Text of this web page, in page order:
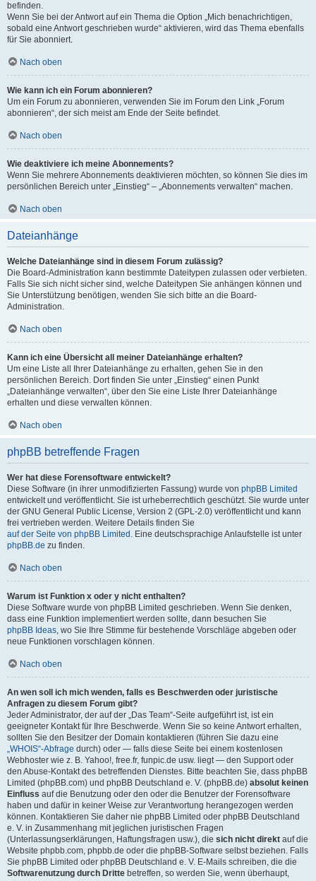
befinden.
Wenn Sie bei der Antwort auf ein Thema die Option „Mich benachrichtigen,
sobald eine Antwort geschrieben wurde“ aktivieren, wird das Thema ebenfalls
für Sie abonniert.
Nach oben
Wie kann ich ein Forum abonnieren?
Um ein Forum zu abonnieren, verwenden Sie im Forum den Link „Forum
abonnieren“, der sich meist am Ende der Seite befindet.
Nach oben
Wie deaktiviere ich meine Abonnements?
Wenn Sie mehrere Abonnements deaktivieren möchten, so können Sie dies im
persönlichen Bereich unter „Einstieg“ – „Abonnements verwalten“ machen.
Nach oben
Dateianhänge
Welche Dateianhänge sind in diesem Forum zulässig?
Die Board-Administration kann bestimmte Dateitypen zulassen oder verbieten.
Falls Sie sich nicht sicher sind, welche Dateitypen Sie anhängen können und
Sie Unterstützung benötigen, wenden Sie sich bitte an die Board-
Administration.
Nach oben
Kann ich eine Übersicht all meiner Dateianhänge erhalten?
Um eine Liste all Ihrer Dateianhänge zu erhalten, gehen Sie in den
persönlichen Bereich. Dort finden Sie unter „Einstieg“ einen Punkt
„Dateianhänge verwalten“, über den Sie eine Liste Ihrer Dateianhänge
erhalten und diese verwalten können.
Nach oben
phpBB betreffende Fragen
Wer hat diese Forensoftware entwickelt?
Diese Software (in ihrer unmodifizierten Fassung) wurde von phpBB Limited
entwickelt und veröffentlicht. Sie ist urheberrechtlich geschützt. Sie wurde unter
der GNU General Public License, Version 2 (GPL-2.0) veröffentlicht und kann
frei vertrieben werden. Weitere Details finden Sie
auf der Seite von phpBB Limited . Eine deutschsprachige Anlaufstelle ist unter
phpBB.de zu finden.
Nach oben
Warum ist Funktion x oder y nicht enthalten?
Diese Software wurde von phpBB Limited geschrieben. Wenn Sie denken,
dass eine Funktion implementiert werden sollte, dann besuchen Sie
phpBB Ideas, wo Sie Ihre Stimme für bestehende Vorschläge abgeben oder
neue Funktionen vorschlagen können.
Nach oben
An wen soll ich mich wenden, falls es Beschwerden oder juristische
Anfragen zu diesem Forum gibt?
Jeder Administrator, der auf der „Das Team“-Seite aufgeführt ist, ist ein
geeigneter Kontakt für Ihre Beschwerde. Wenn Sie so keine Antwort erhalten,
sollten Sie den Besitzer der Domain kontaktieren (führen Sie dazu eine
„WHOIS“-Abfrage durch) oder — falls diese Seite bei einem kostenlosen
Webhoster wie z. B. Yahoo!, free.fr, funpic.de usw. liegt — den Support oder
den Abuse-Kontakt des betreffenden Dienstes. Bitte beachten Sie, dass phpBB
Limited (phpBB.com) und phpBB Deutschland e. V. (phpBB.de) absolut keinen
Einfluss auf die Benutzung oder den oder die Benutzer der Forensoftware
haben und dafür in keiner Weise zur Verantwortung herangezogen werden
können. Kontaktieren Sie daher nie phpBB Limited oder phpBB Deutschland
e. V. in Zusammenhang mit jeglichen juristischen Fragen
(Unterlassungserklärungen, Haftungsfragen usw.), die sich nicht direkt auf die
Website phpbb.com, phpbb.de oder die phpBB-Software selbst beziehen. Falls
Sie phpBB Limited oder phpBB Deutschland e. V. E-Mails schreiben, die die
Softwarenutzung durch Dritte betreffen, so werden Sie, wenn überhaupt,